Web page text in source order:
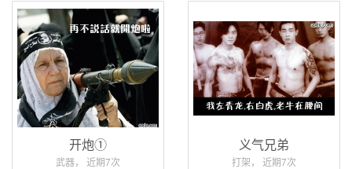
开炮①
武器， 近期7次
义气兄弟
打架， 近期7次